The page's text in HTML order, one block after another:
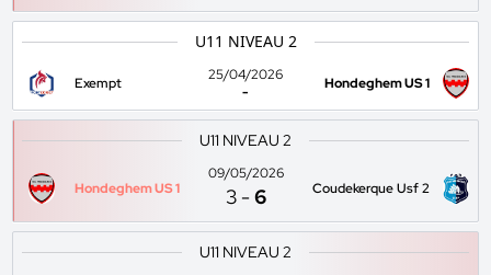
U11 NIVEAU 2
Exempt
25/04/2026
-
Hondeghem US 1
U11 NIVEAU 2
Hondeghem US 1
09/05/2026
3 -6 Coudekerque Usf 2
U11 NIVEAU 2